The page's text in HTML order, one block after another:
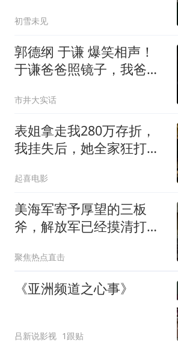
初雪未见
郭德纲 于谦 爆笑相声！
于谦爸爸照镜子，我爸爸
了
市井大实话
表姐拿走我280万存折，
我挂失后，她全家狂打
起喜电影
美海军寄予厚望的三板
斧，解放军已经摸清打
聚焦热点直击
《亚洲频道之心事》
吕新说影视 1跟贴